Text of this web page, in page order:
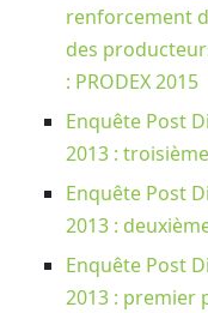
renforcement
des
: PRODEX 2015
Enquête Post
2013 :
Enquête Post
2013 :
Enquête Post
2013 : premier